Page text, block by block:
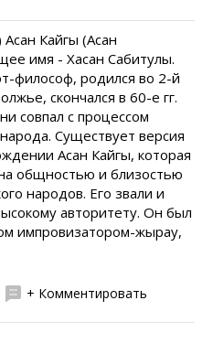
Кайгы (Асан
имя - Хасан Сабитулы.
философ, родился во 2-й
скончался в 60-е гг.
совпал с процессом
Существует версия
Асан Кайгы, которая
общностью и близостью
народов. Его звали и
авторитету. Он был
импровизатором-жырау,
+ Комментировать